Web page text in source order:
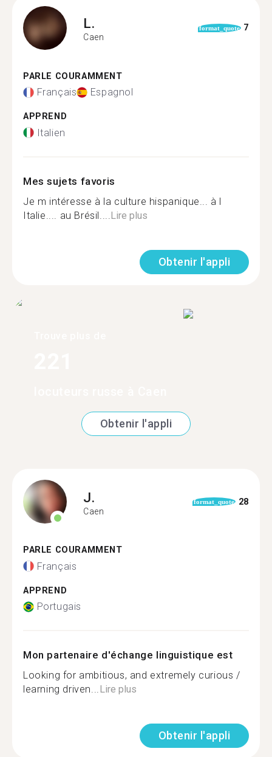
L.
Caen
format_quote 7
PARLE COURAMMENT
Français Espagnol
APPREND
Italien
Mes sujets favoris
Je m intéresse à la culture hispanique... à l
Italie.... au Brésil.... Lire plus
Obtenir l'appli
Obtenir l'appli
J.
Caen
format_quote 28
PARLE COURAMMENT
Français
APPREND
Portugais
Mon partenaire d'échange linguistique est
Looking for ambitious, and extremely curious /
learning driven...Lire plus
Obtenir l'appli